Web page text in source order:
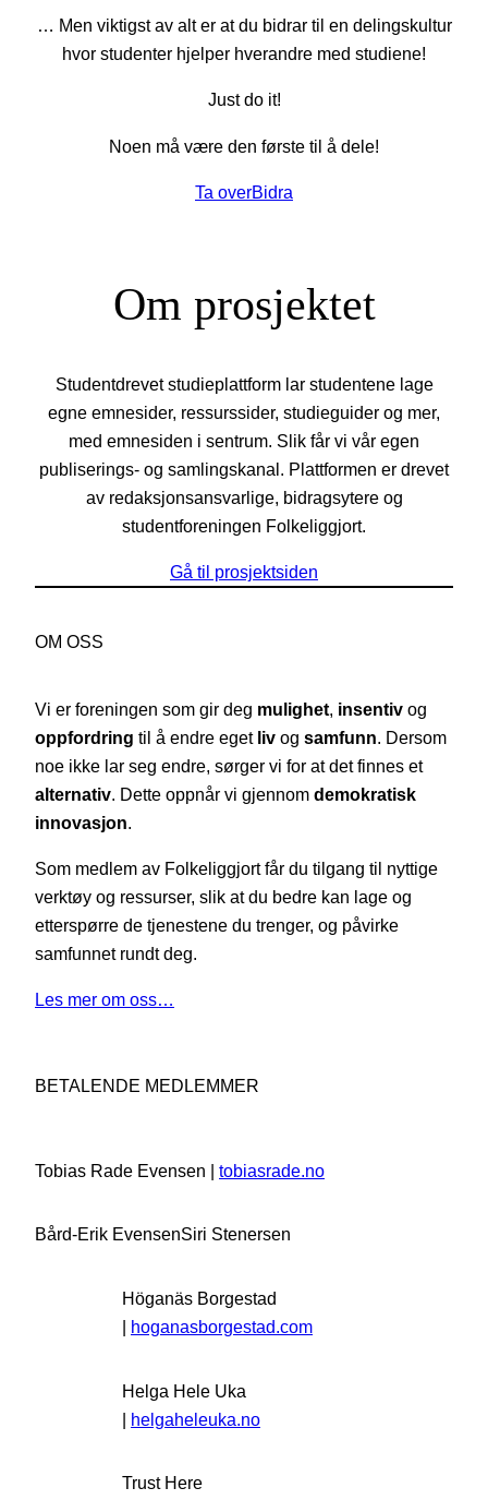
… Men viktigst av alt er at du bidrar til en delingskultur
hvor studenter hjelper hverandre med studiene!
Just do it!
Noen må være den første til å dele!
Ta overBidra
Om prosjektet
Studentdrevet studieplattform lar studentene lage
egne emnesider, ressurssider, studieguider og mer,
med emnesiden i sentrum. Slik får vi vår egen
publiserings- og samlingskanal. Plattformen er drevet
av redaksjonsansvarlige, bidragsytere og
studentforeningen Folkeliggjort.
Gå til prosjektsiden
OM OSS
Vi er foreningen som gir deg mulighet, insentiv og
oppfordring til å endre eget liv og samfunn. Dersom
noe ikke lar seg endre, sørger vi for at det finnes et
alternativ. Dette oppnår vi gjennom demokratisk
innovasjon.
Som medlem av Folkeliggjort får du tilgang til nyttige
verktøy og ressurser, slik at du bedre kan lage og
etterspørre de tjenestene du trenger, og påvirke
samfunnet rundt deg.
Les mer om oss…
BETALENDE MEDLEMMER
Tobias Rade Evensen | tobiasrade.no
Bård-Erik EvensenSiri Stenersen
Höganäs Borgestad
| hoganasborgestad.com
Helga Hele Uka
| helgaheleuka.no
Trust Here